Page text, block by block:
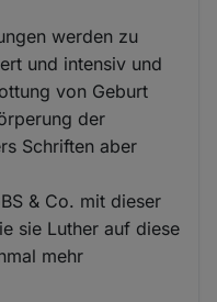
werden zu
und intensiv und
von Geburt
der
Schriften aber
& Co. mit dieser
sie Luther auf diese
mehr